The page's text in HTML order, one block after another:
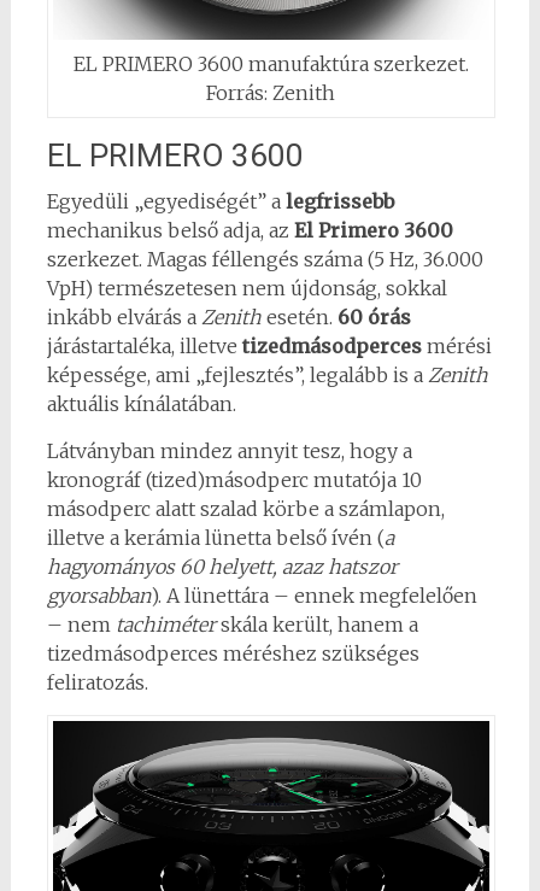
EL PRIMERO 3600 manufaktúra szerkezet.
Forrás: Zenith
EL PRIMERO 3600
Egyedüli „egyediségét” a legfrissebb
mechanikus belső adja, az El Primero 3600
szerkezet. Magas féllengés száma (5 Hz, 36.000
VpH) természetesen nem újdonság, sokkal
inkább elvárás a Zenithesetén. 60 órás
járástartaléka, illetvetizedmásodpercesmérési
képessége, ami „fejlesztés”, legalább is a Zenith
aktuális kínálatában.
Látványban mindez annyit tesz, hogy a
kronográf (tized)másodperc mutatója 10
másodperc alatt szalad körbe a számlapon,
illetve a kerámia lünetta belső ívén (a
hagyományos 60 helyett, azaz hatszor
gyorsabban). A lünettára – ennek megfelelően
– nem tachiméterskála került, hanem a
tizedmásodperces méréshez szükséges
feliratozás.